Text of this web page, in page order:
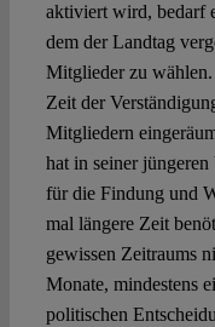
aktiviert wird, bedarf
dem der Landtag
Mitglieder zu
Zeit der
Mitgliedern
hat in seiner jüngeren
für die Findung und
mal längere Zeit
gewissen Zeitraums
Monate, mindestens
politischen